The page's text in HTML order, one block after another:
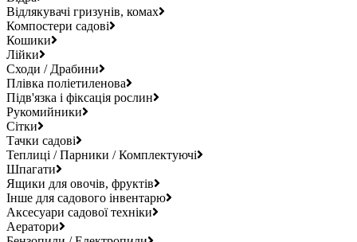
Відлякувачі гризунів, комах
Компостери садові
Кошики
Лійки
Сходи / Драбини
Плівка поліетиленова
Підв'язка і фіксація рослин
Рукомийники
Сітки
Тачки садові
Теплиці / Парники / Комплектуючі
Шпагати
Ящики для овочів, фруктів
Інше для садового інвентарю
Аксесуари садової техніки
Аератори